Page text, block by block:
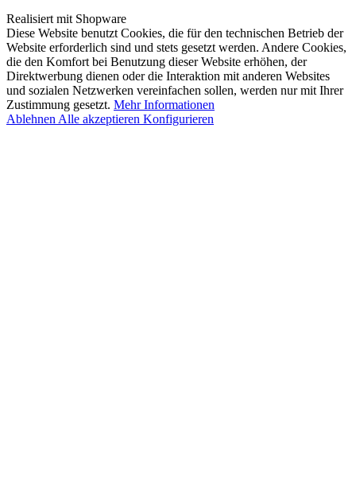
Realisiert mit Shopware
Diese Website benutzt Cookies, die für den technischen Betrieb der
Website erforderlich sind und stets gesetzt werden. Andere Cookies,
die den Komfort bei Benutzung dieser Website erhöhen, der
Direktwerbung dienen oder die Interaktion mit anderen Websites
und sozialen Netzwerken vereinfachen sollen, werden nur mit Ihrer
Zustimmung gesetzt. Mehr Informationen
Ablehnen Alle akzeptieren Konfigurieren